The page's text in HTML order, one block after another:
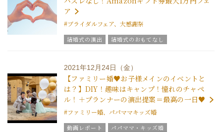
ア
#ブライダルフェア、大感謝祭
結婚式の演出
結婚式のおもてなし
ブライダルアイテム
ウエディングスタッフｖｏｉｃｅ
グラツィエについて
2021年12月24日（金）
【ファミリー婚♥お子様メインのイベントと
は？】DIY！趣味はキャンプ！憧れのチャペ
ル！＋プランナーの演出提案＝最高の一日♥
#ファミリー婚、パパママキッズ婚
動画レポート
パパママ・キッズ婚